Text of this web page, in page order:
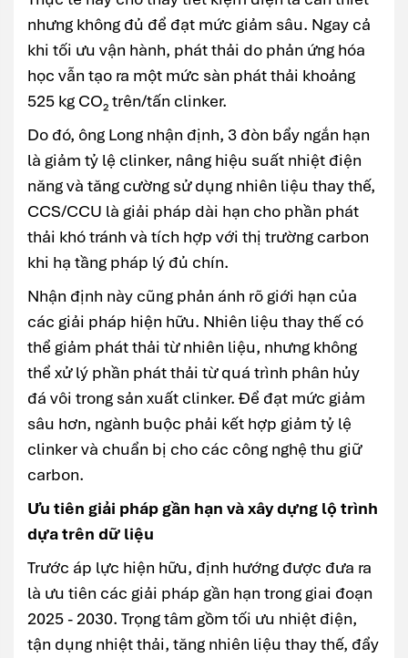
nhưng không đủ để đạt mức giảm sâu. Ngay cả
khi tối ưu vận hành, phát thải do phản ứng hóa
học vẫn tạo ra một mức sàn phát thải khoảng
525 kg CO₂ trên/tấn clinker.
Do đó, ông Long nhận định, 3 đòn bẩy ngắn hạn
là giảm tỷ lệ clinker, nâng hiệu suất nhiệt điện
năng và tăng cường sử dụng nhiên liệu thay thế,
CCS/CCU là giải pháp dài hạn cho phần phát
thải khó tránh và tích hợp với thị trường carbon
khi hạ tầng pháp lý đủ chín.
Nhận định này cũng phản ánh rõ giới hạn của
các giải pháp hiện hữu. Nhiên liệu thay thế có
thể giảm phát thải từ nhiên liệu, nhưng không
thể xử lý phần phát thải từ quá trình phân hủy
đá vôi trong sản xuất clinker. Để đạt mức giảm
sâu hơn, ngành buộc phải kết hợp giảm tỷ lệ
clinker và chuẩn bị cho các công nghệ thu giữ
carbon.
Ưu tiên giải pháp gần hạn và xây dựng lộ trình
dựa trên dữ liệu
Trước áp lực hiện hữu, định hướng được đưa ra
là ưu tiên các giải pháp gần hạn trong giai đoạn
2025 - 2030. Trọng tâm gồm tối ưu nhiệt điện,
tận dụng nhiệt thải, tăng nhiên liệu thay thế, đẩy